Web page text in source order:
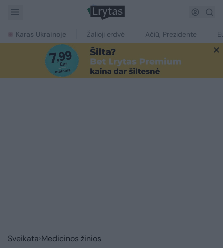
Karas Ukrainoje Žalioji erdvė Ačiū, Prezidente
Sveikata Medicinos žinios